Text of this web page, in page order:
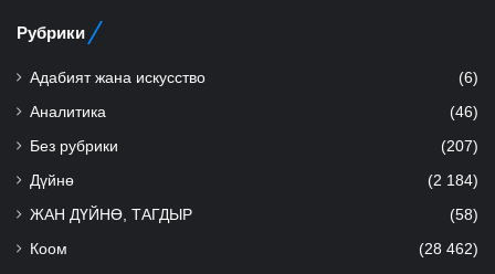
Рубрики
Адабият жана искусство (6)
Аналитика (46)
Без рубрики (207)
Дүйнө (2 184)
ЖАН ДҮЙНӨ, ТАГДЫР (58)
Коом (28 462)